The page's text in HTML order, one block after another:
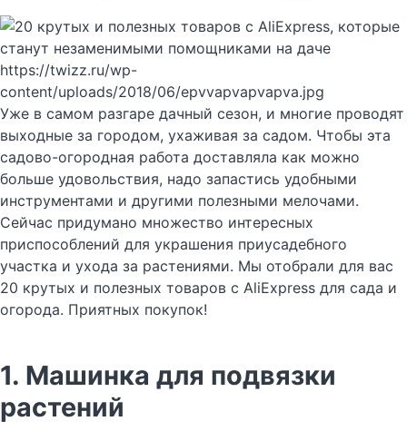
https://twizz.ru/wp-
content/uploads/2018/06/epvvapvapvapva.jpg
Уже в самом разгаре дачный сезон, и многие проводят
выходные за городом, ухаживая за садом. Чтобы эта
садово-огородная работа доставляла как можно
больше удовольствия, надо запастись удобными
инструментами и другими полезными мелочами.
Сейчас придумано множество интересных
приспособлений для украшения приусадебного
участка и ухода за растениями. Мы отобрали для вас
20 крутых и полезных товаров с AliExpress для сада и
огорода. Приятных покупок!
1. Машинка для подвязки
растений